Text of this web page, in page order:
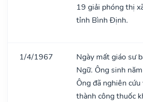
19 giải phóng thị
tỉnh Bình Định.
1/4/1967
Ngày mất giáo sư
Ngữ. Ông sinh
Ông đã nghiên
thành công thuốc